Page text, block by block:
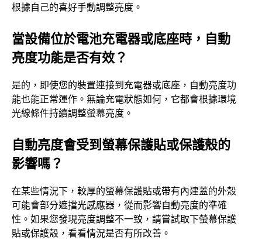
根據自己的喜好手動調整亮度。
當設備位於電池充電器或底座時，自動
亮度功能是否有效？
是的，即使您的裝置連接到充電器或底座，自動亮度功
能也能正常運作。無論充電狀態如何，它都會根據環境
光線條件持續調整螢幕亮度。
自動亮度會受到螢幕保護貼或保護殼的
影響嗎？
在某些情況下，較厚的螢幕保護貼或帶有內建蓋的外殼
可能會部分遮擋光感應器，從而影響自動亮度的準確
性。如果您發現亮度調整不一致，請嘗試取下螢幕保護
貼或保護殼，看看情況是否有所改善。